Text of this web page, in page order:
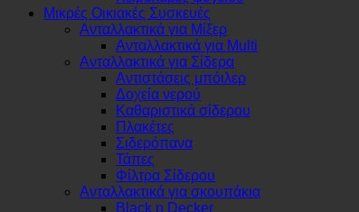
Μικρές Οικιακές Συσκευές
Ανταλλακτικά για Μίξερ
Ανταλλακτικά για Multi
Ανταλλακτικά για Σίδερα
Αντιστάσεις μπόιλερ
Δοχεία νερού
Καθαριστικά σίδερου
Πλακέτες
Σιδερόπανα
Τάπες
Φίλτρα Σίδερου
Ανταλλακτικά για σκουπάκια
Black n Decker